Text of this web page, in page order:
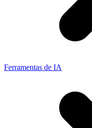
Ferramentas de IA